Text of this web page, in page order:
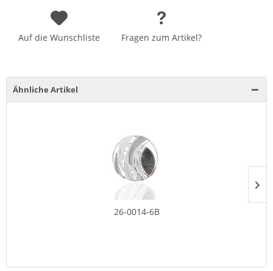
Auf die Wunschliste Fragen zum Artikel?
Ähnliche Artikel
26-0014-6B